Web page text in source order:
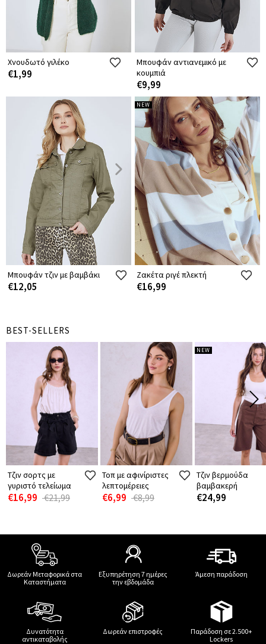
Χνουδωτό γιλέκο
€1,99
Μπουφάν αντιανεμικό με
κουμπιά
€9,99
Μπουφάν τζιν με βαμβάκι
€12,05
NEW
Ζακέτα ριγέ πλεκτή
€16,99
BEST-SELLERS
Τζιν σορτς με
γυριστό τελείωμα
€16,99 €21,99
Τοπ με αφινίριστες
λεπτομέρειες
€6,99 €8,99
NEW
Τζιν βερμούδα
βαμβακερή
€24,99
Δωρεάν Μεταφορικά στα
Καταστήματα
Εξυπηρέτηση 7 ημέρες
την εβδομάδα
Άμεση παράδοση
Δυνατότητα
αντικαταβολής
Δωρεάν επιστροφές
Παράδοση σε 2.500+
Lockers